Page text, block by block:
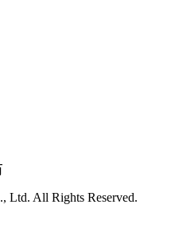
Ltd. All Rights Reserved.